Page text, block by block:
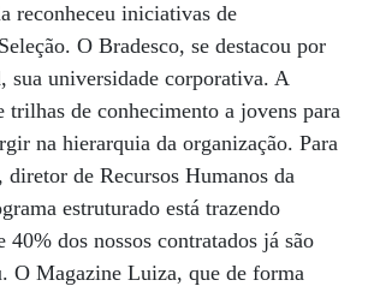
reconheceu iniciativas de
O Bradesco, se destacou por
sua universidade corporativa. A
de conhecimento a jovens para
na hierarquia da organização. Para
de Recursos Humanos da
estruturado está trazendo
40% dos nossos contratados já são
O Magazine Luiza, que de forma